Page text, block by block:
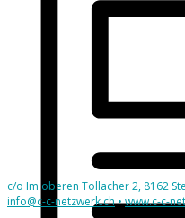
c/o Im oberen Tollacher 2, 8162
info@c-c-netzwerk.ch•www.c-c-